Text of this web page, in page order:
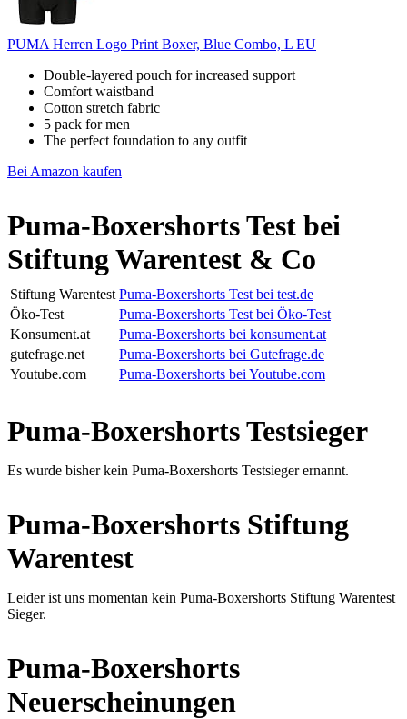
PUMA Herren Logo Print Boxer, Blue Combo, L EU
Double-layered pouch for increased support
Comfort waistband
Cotton stretch fabric
5 pack for men
The perfect foundation to any outfit
Bei Amazon kaufen
Puma-Boxershorts Test bei
Stiftung Warentest & Co
Stiftung Warentest Puma-Boxershorts Test bei test.de
Öko-Test
Puma-Boxershorts Test bei Öko-Test
Konsument.at
Puma-Boxershorts bei konsument.at
gutefrage.net
Puma-Boxershorts bei Gutefrage.de
Youtube.com
Puma-Boxershorts bei Youtube.com
Puma-Boxershorts Testsieger
Es wurde bisher kein Puma-Boxershorts Testsieger ernannt.
Puma-Boxershorts Stiftung
Warentest
Leider ist uns momentan kein Puma-Boxershorts Stiftung Warentest
Sieger.
Puma-Boxershorts
Neuerscheinungen